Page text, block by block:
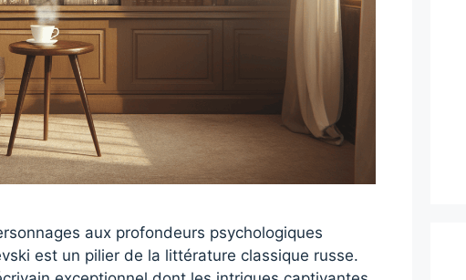
aux profondeurs psychologiques
est un pilier de la littérature classique russe.